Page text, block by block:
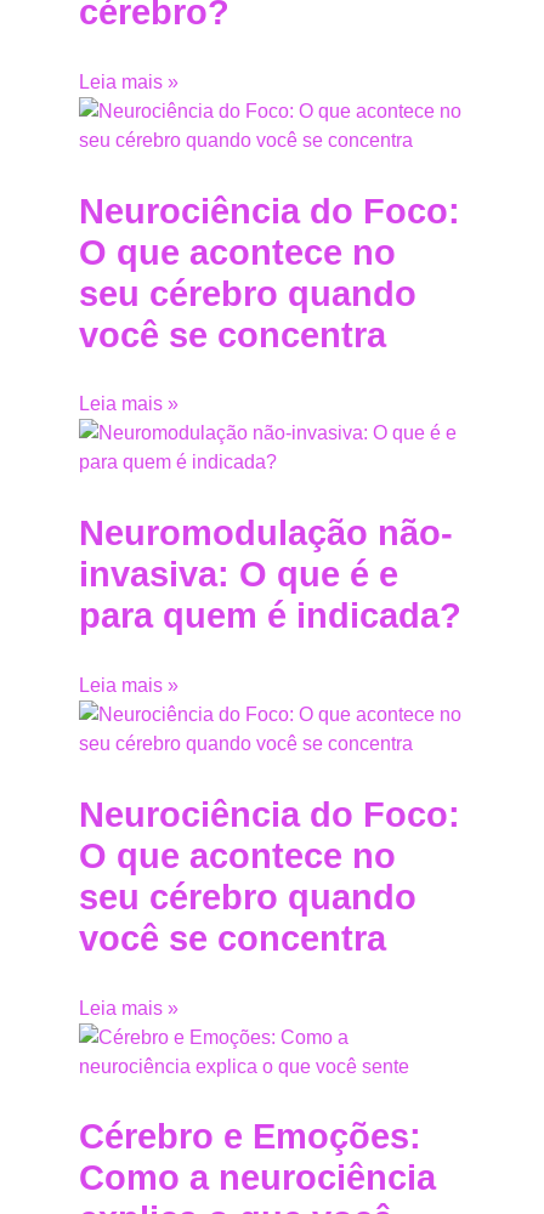
cérebro?
Leia mais »
Neurociência do Foco:
O que acontece no
seu cérebro quando
você se concentra
Leia mais »
Neuromodulação não-
invasiva: O que é e
para quem é indicada?
Leia mais »
Neurociência do Foco:
O que acontece no
seu cérebro quando
você se concentra
Leia mais »
Cérebro e Emoções:
Como a neurociência